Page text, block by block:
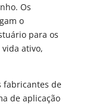
Os
o
para os
ativo,
fabricantes de
de aplicação